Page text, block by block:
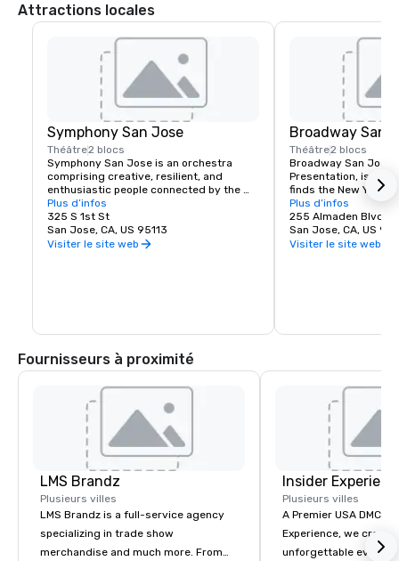
Attractions locales
Symphony San Jose
Théâtre2 blocs
Symphony San Jose is an orchestra
comprising creative, resilient, and
enthusiastic people connected by the
love of music. It is proud to call San Jose
home and embrace the innovative and
diverse culture of our community by
reflecting this same spirit in its
Plus d’infos
325 S 1st St
San Jose, CA, US 95113
Visiter le site web
Broadway San
Théâtre2 blocs
Broadway San Jose,
Presentation, is
finds the New York
experience. Whether
visiting San Jose,
has the shows you
Plus d’infos
255 Almaden Blvd
San Jose, CA, US
Visiter le site web
Fournisseurs à proximité
LMS Brandz
Plusieurs villes
LMS Brandz is a full-service agency
specializing in trade show
merchandise and much more. From
Insider
Plusieurs villes
A Premier USA DMC Partner
Experience, we create
unforgettable events